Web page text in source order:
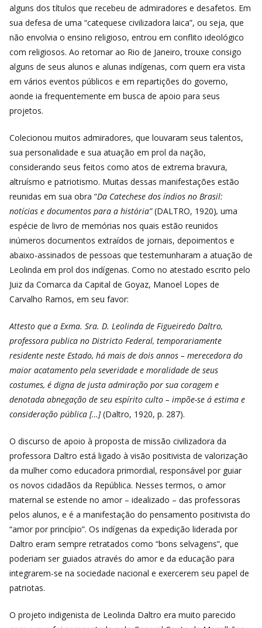
alguns dos títulos que recebeu de admiradores e desafetos. Em
sua defesa de uma “catequese civilizadora laica”, ou seja, que
não envolvia o ensino religioso, entrou em conflito ideológico
com religiosos. Ao retornar ao Rio de Janeiro, trouxe consigo
alguns de seus alunos e alunas indígenas, com quem era vista
em vários eventos públicos e em repartições do governo,
aonde ia frequentemente em busca de apoio para seus
projetos.
Colecionou muitos admiradores, que louvaram seus talentos,
sua personalidade e sua atuação em prol da nação,
considerando seus feitos como atos de extrema bravura,
altruísmo e patriotismo. Muitas dessas manifestações estão
reunidas em sua obra “Da Catechese dos índios no Brasil:
notícias e documentos para a história”(DALTRO, 1920), uma
espécie de livro de memórias nos quais estão reunidos
inúmeros documentos extraídos de jornais, depoimentos e
abaixo-assinados de pessoas que testemunharam a atuação de
Leolinda em prol dos indígenas. Como no atestado escrito pelo
Juiz da Comarca da Capital de Goyaz, Manoel Lopes de
Carvalho Ramos, em seu favor:
Attesto que a Exma. Sra. D. Leolinda de Figueiredo Daltro,
professora publica no Districto Federal, temporariamente
residente neste Estado, há mais de dois annos – merecedora do
maior acatamento pela severidade e moralidade de seus
costumes, é digna de justa admiração por sua coragem e
denotada abnegação de seu espírito culto – impõe-se á estima e
consideração pública […](Daltro, 1920, p. 287).
O discurso de apoio à proposta de missão civilizadora da
professora Daltro está ligado à visão positivista de valorização
da mulher como educadora primordial, responsável por guiar
os novos cidadãos da República. Nesses termos, o amor
maternal se estende no amor – idealizado – das professoras
pelos alunos, e é a manifestação do pensamento positivista do
“amor por princípio”. Os indígenas da expedição liderada por
Daltro eram sempre retratados como “bons selvagens”, que
poderiam ser guiados através do amor e da educação para
integrarem-se na sociedade nacional e exercerem seu papel de
patriotas.
O projeto indigenista de Leolinda Daltro era muito parecido